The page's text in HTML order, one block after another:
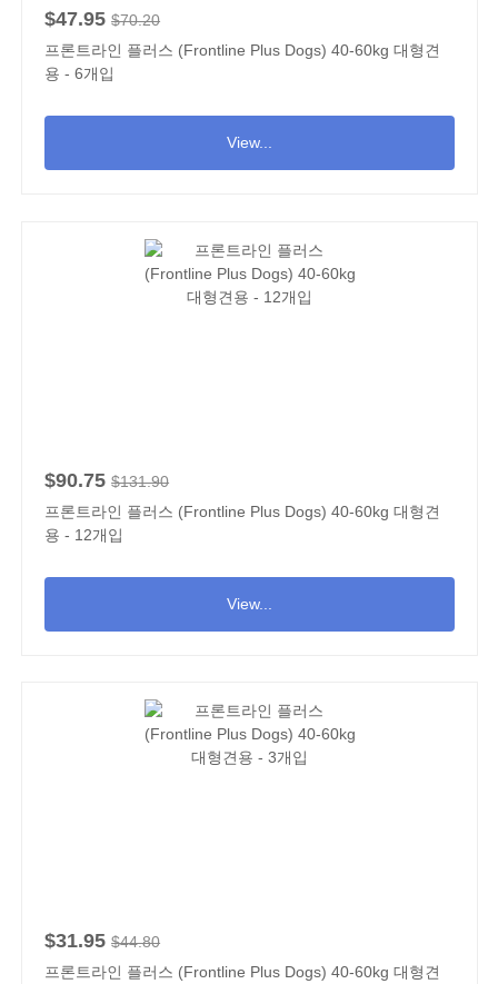
$47.95 $70.20
프론트라인 플러스 (Frontline Plus Dogs) 40-60kg 대형견
용 - 6개입
View...
$90.75 $131.90
프론트라인 플러스 (Frontline Plus Dogs) 40-60kg 대형견
용 - 12개입
View...
$31.95 $44.80
프론트라인 플러스 (Frontline Plus Dogs) 40-60kg 대형견